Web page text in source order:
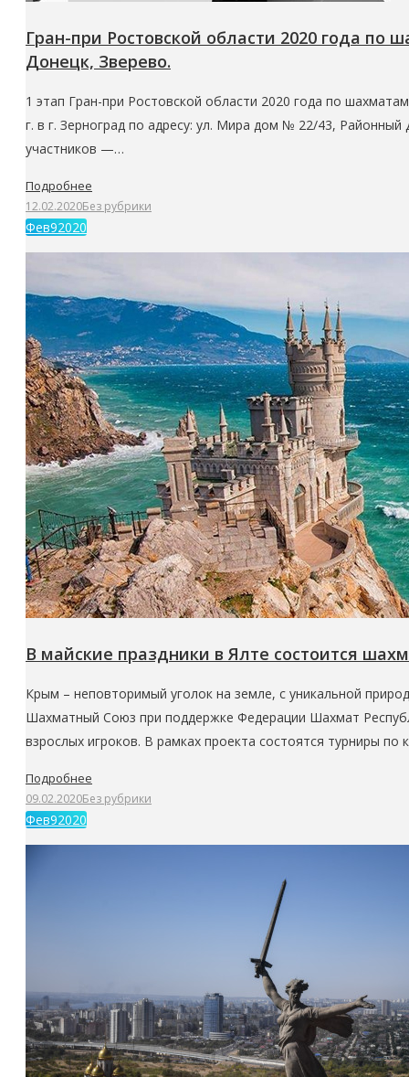
Гран-при Ростовской области 2020 года по
Донецк, Зверево.
1 этап Гран-при Ростовской области 2020 года по
г. в г. Зерноград по адресу: ул. Мира дом № 22/43, Районный
участников —…
Подробнее
12.02.2020Без рубрики
Фев92020
В майские праздники в Ялте состоится
Крым – неповторимый уголок на земле, с уникальной
Шахматный Союз при поддержке Федерации Шахмат
взрослых игроков. В рамках проекта состоятся турниры по
Подробнее
09.02.2020Без рубрики
Фев92020